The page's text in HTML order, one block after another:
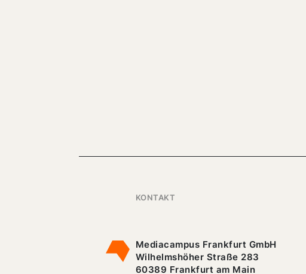
KONTAKT
Mediacampus Frankfurt GmbH
Wilhelmshöher Straße 283
60389 Frankfurt am Main